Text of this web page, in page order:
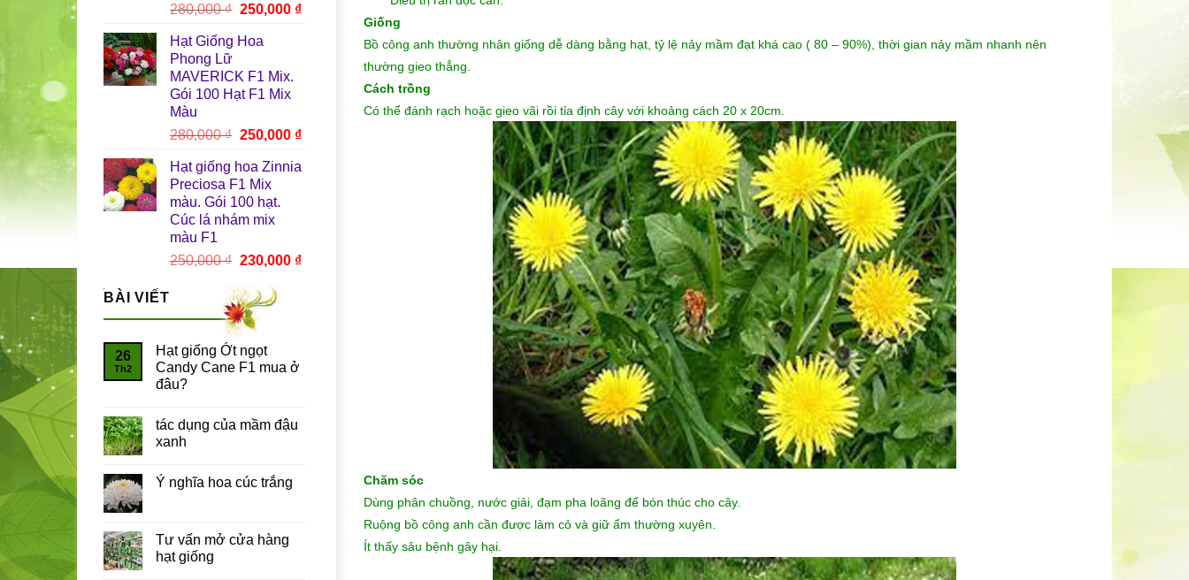
280,000₫ Giá
là:
250,000 ₫Giá
250,000 ₫.
Hạt Giống Hoa
Phong Lữ
MAVERICK F1 Mix.
Gói 100 Hạt F1 Mix
Màu
280,000₫ Giá
là:
280,000 ₫.
250,000 ₫Giá
tại
Hạt giống hoa Zinnia
Preciosa F1 Mix
màu. Gói 100 hạt.
Cúc lá nhám mix
màu F1
250,000₫ Giá
là:
250,000 ₫.
230,000 ₫Giá
BÀI VIẾT
26
Th2
Hạt giống Ớt ngọt
Candy Cane F1 mua ở
đâu?
tác dụng của mầm đậu
xanh
Ý nghĩa hoa cúc trắng
Tư vấn mở cửa hàng
hạt giống
Giống
Bồ công anh thường nhân giống dễ dàng bằng hạt, tỷ lệ nảy mầm đạt khá cao ( 80 – 90%), thời gian nảy mầm nhanh nên
thường gieo thẳng.
Cách trồng
Có thể đánh rạch hoặc gieo vãi rồi tỉa định cây với khoảng cách 20 x 20cm.
Chăm sóc
Dùng phân chuồng, nước giải, đạm pha loãng để bón thúc cho cây.
Ruộng bồ công anh cần được làm cỏ và giữ ẩm thường xuyên.
Ít thấy sâu bệnh gây hại.